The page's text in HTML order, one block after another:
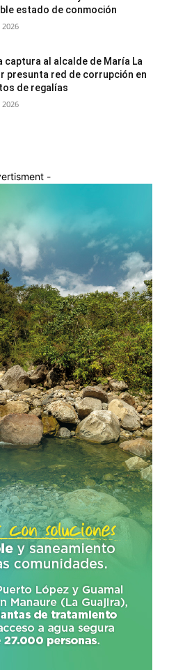
estado de conmoción
captura al alcalde de María La
presunta red de corrupción en
de regalías
-